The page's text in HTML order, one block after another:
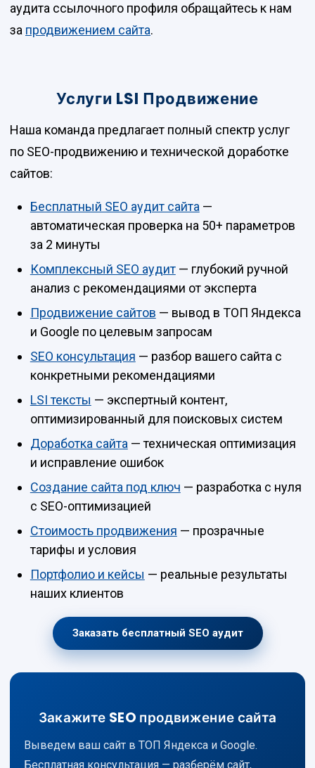
аудита ссылочного профиля обращайтесь к нам
за продвижением сайта.
Услуги LSI Продвижение
Наша команда предлагает полный спектр услуг
по SEO-продвижению и технической доработке
сайтов:
Бесплатный SEO аудит сайта —
автоматическая проверка на 50+ параметров
за 2 минуты
Комплексный SEO аудит— глубокий ручной
анализ с рекомендациями от эксперта
Продвижение сайтов — вывод в ТОП Яндекса
и Google по целевым запросам
SEO консультация — разбор вашего сайта с
конкретными рекомендациями
LSI тексты — экспертный контент,
оптимизированный для поисковых систем
Доработка сайта — техническая оптимизация
и исправление ошибок
Создание сайта под ключ — разработка с нуля
с SEO-оптимизацией
Стоимость продвижения — прозрачные
тарифы и условия
Портфолио и кейсы — реальные результаты
наших клиентов
Заказать бесплатный SEO аудит
Закажите SEO продвижение сайта
Выведем ваш сайт в ТОП Яндекса и Google.
Бесплатная консультация — разберём сайт,